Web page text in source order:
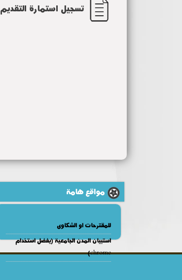
تسجيل استمارة التقديم
مواقع هامة
للمقترحات او الشكاوى
استبيان المدن الجامعية (يفضل استخدام
chrome)